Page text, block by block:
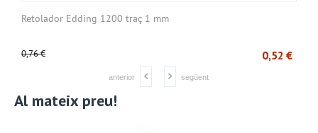
Retolador Edding 1200 traç 1 mm
0,76€ 0,52 €
anterior següent
Al mateix preu!